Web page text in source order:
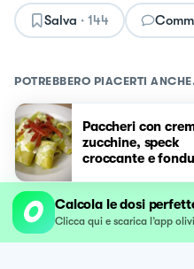
Salva · 144
POTREBBERO PIACERTI
Paccheri con
zucchine, speck
croccante e
Calcola le dosi
Clicca qui e scarica l’app